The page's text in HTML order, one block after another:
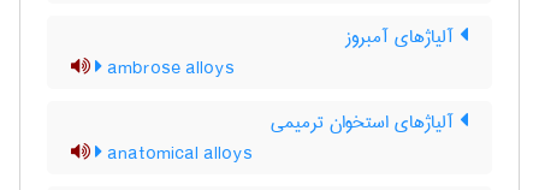
آلیاژهای آمبروز
ambrose alloys
آلیاژهای استخوان ترمیمی
anatomical alloys